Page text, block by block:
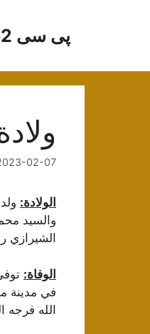
پی سی 32
02-07
الولادة:
والسيد
الشيرازي
الوفاة:
في مدينة
الله فرجه